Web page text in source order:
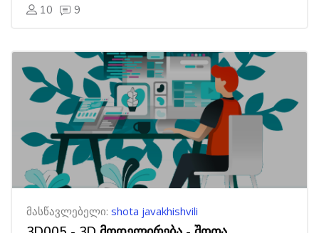
10 9
მასწავლებელი: shota javakhishvili